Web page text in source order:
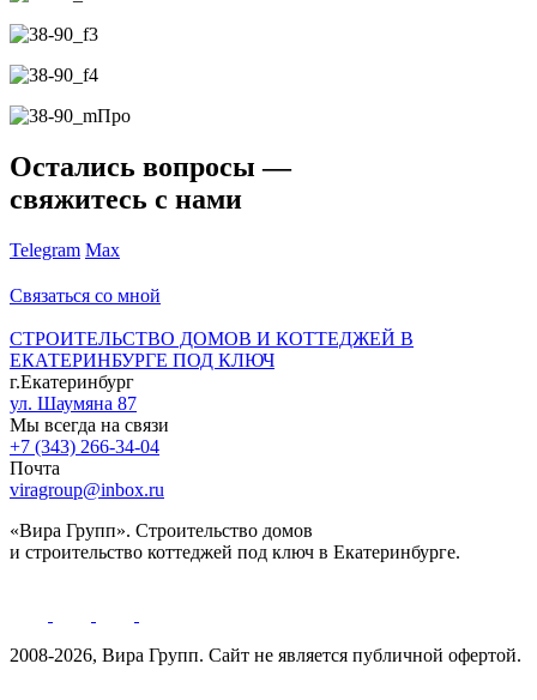
Про
Остались вопросы —
свяжитесь с нами
Telegram Max
Связаться со мной
СТРОИТЕЛЬСТВО ДОМОВ И КОТТЕДЖЕЙ В
ЕКАТЕРИНБУРГЕ ПОД КЛЮЧ
г.Екатеринбург
ул. Шаумяна 87
Мы всегда на связи
+7 (343) 266-34-04
Почта
viragroup@inbox.ru
«Вира Групп». Строительство домов
и строительство коттеджей под ключ в Екатеринбурге.
2008-2026, Вира Групп. Cайт не является публичной офертой.